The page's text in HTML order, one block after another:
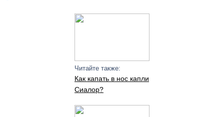
Читайте также:
Как капать в нос капли
Сиалор?